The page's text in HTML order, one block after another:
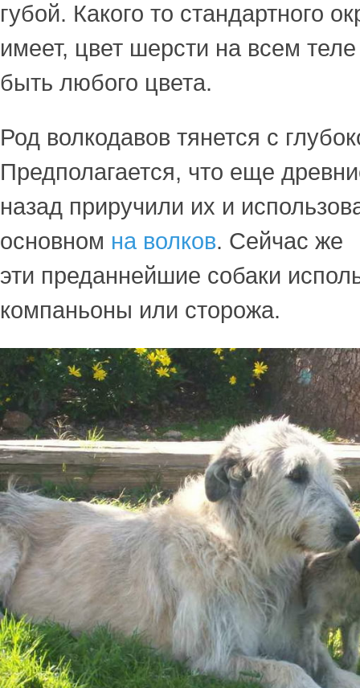
губой. Какого то стандартного
имеет, цвет шерсти на всем
быть любого цвета.
Род волкодавов тянется с
Предполагается, что еще
назад приручили их и
основном на волков. Сейчас же
эти преданнейшие собаки
компаньоны или сторожа.